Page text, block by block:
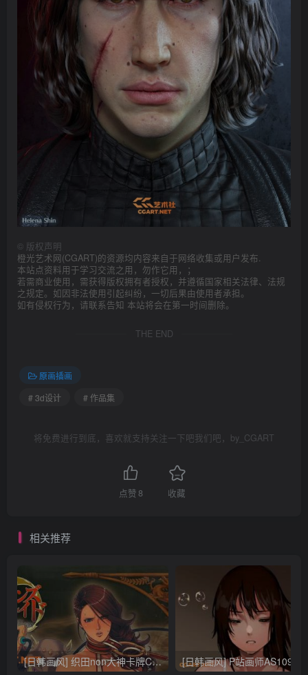
© 版权声明
橙光艺术网(CGART)的资源均内容来自于网络收集或用户发布.
本站点资料用于学习交流之用，勿作它用，；
若需商业使用，需获得版权拥有者授权，并遵循国家相关法律、法规
之规定。如因非法使用引起纠纷，一切后果由使用者承担。
如有侵权行为，请联系告知 本站将会在第一时间删除。
THE END
原画插画
# 3d设计
# 作品集
将免费进行到底，喜欢就支持关注一下吧我们吧，by_CGART
点赞8 收藏
相关推荐
[日韩画风] 织田non大神卡牌CG插画设计画集256P 161M_CG原画资源